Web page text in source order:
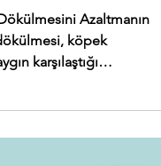
Azaltmanın